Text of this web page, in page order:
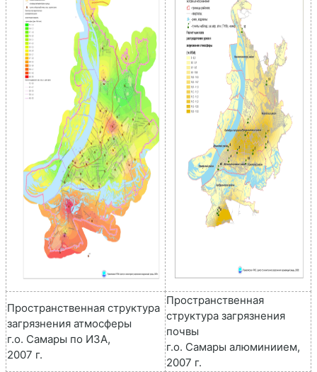
Пространственная структура
загрязнения атмосферы
г.о. Самары по ИЗА,
2007 г.
Пространственная
структура загрязнения
почвы
г.о. Самары алюминиием,
2007 г.